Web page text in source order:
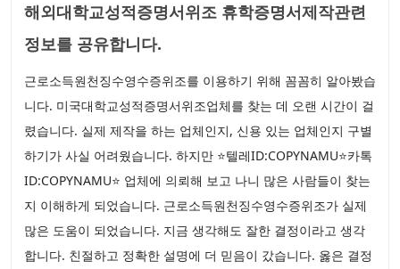
해외대학교성적증명서위조 휴학증명서제작관련
정보를 공유합니다.
근로소득원천징수영수증위조를 이용하기 위해 꼼꼼히 알아봤습
니다. 미국대학교성적증명서위조업체를 찾는 데 오랜 시간이 걸
렸습니다. 실제 제작을 하는 업체인지, 신용 있는 업체인지 구별
하기가 사실 어려웠습니다. 하지만 ⭐텔레ID:COPYNAMU⭐카톡
ID:COPYNAMU⭐ 업체에 의뢰해 보고 나니 많은 사람들이 찾는
지 이해하게 되었습니다. 근로소득원천징수영수증위조가 실제
많은 도움이 되었습니다. 지금 생각해도 잘한 결정이라고 생각
합니다. 친절하고 정확한 설명에 더 믿음이 갔습니다. 옳은 결정